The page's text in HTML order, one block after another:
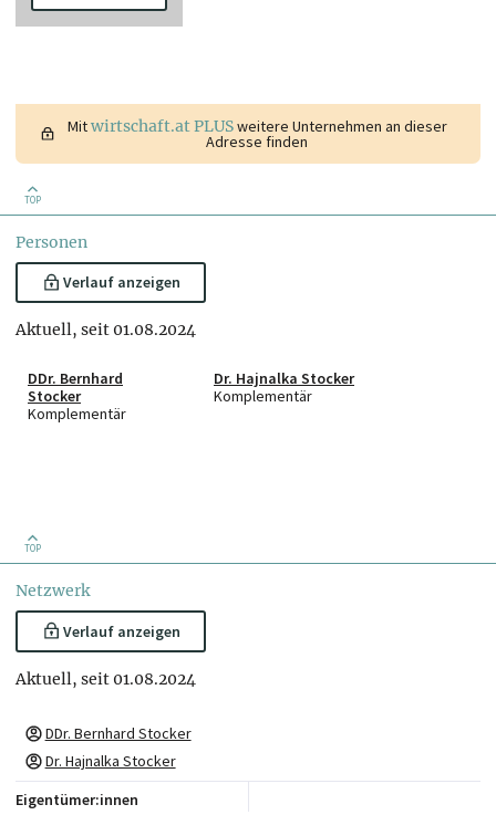
Mitwirtschaft.at PLUSweitere Unternehmen an dieser
Adresse finden
TOP
Personen
Verlauf anzeigen
Aktuell, seit 01.08.2024
DDr. Bernhard
Stocker
Komplementär
Dr. Hajnalka Stocker
Komplementär
TOP
Netzwerk
Verlauf anzeigen
Aktuell, seit 01.08.2024
DDr. Bernhard Stocker
Dr. Hajnalka Stocker
Eigentümer:innen